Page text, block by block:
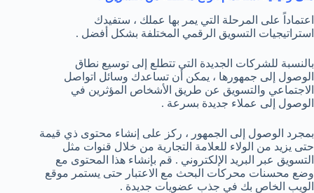
اعتماداً على المرحلة التي يمر بها عملك ، ستفيدك
استراتيجيات التسويق الرقمي المختلفة بشكل أفضل .
بالنسبة للشركات الجديدة التي تتطلع إلى توسيع نطاق
الوصول إلى جمهورها ، يمكن أن تساعدك وسائل اتواصل
الاجتماعي والتسويق عن طريق الأشخاص المؤثرين في
الوصول إلى عملاء جديدة بسرعة .
بمجرد الوصول إلى الجمهور ، ركز على إنشاء محتوى ذي قيمة
حتى يزيد من الولاء للعلامة التجارية من خلال قنوات مثل
التسويق عبر البريد الإلكتروني . قم بإنشاء هذا المحتوى مع
وضع محسنات محركات البحث مع الاعتبار حتى يستمر موقع
الويب الخاص بك في جذب عضويات جديدة .